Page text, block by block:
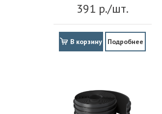
391 р./шт.
В корзину Подробнее